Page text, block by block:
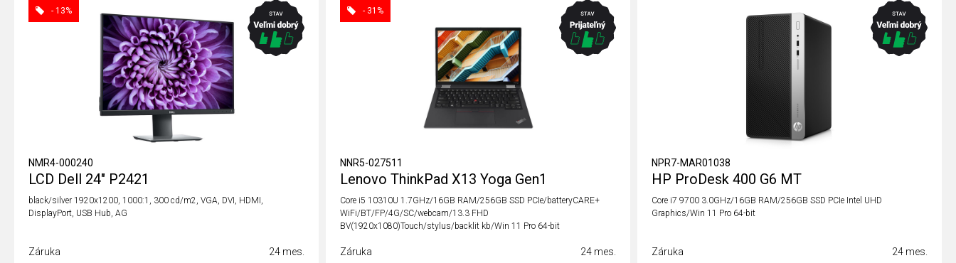
- 13%
NMR4-000240
LCD Dell 24" P2421
black/silver 1920x1200, 1000:1, 300 cd/m2, VGA, DVI, HDMI,
DisplayPort, USB Hub, AG
Záruka
24 mes.
- 31%
NNR5-027511
Lenovo ThinkPad X13 Yoga Gen1
Core i5 10310U 1.7GHz/16GB RAM/256GB SSD PCIe/batteryCARE+
WiFi/BT/FP/4G/SC/webcam/13.3 FHD
BV(1920x1080)Touch/stylus/backlit kb/Win 11 Pro 64-bit
Záruka
24 mes.
NPR7-MAR01038
HP ProDesk 400 G6 MT
Core i7 9700 3.0GHz/16GB RAM/256GB SSD PCIe Intel UHD
Graphics/Win 11 Pro 64-bit
Záruka
24 mes.